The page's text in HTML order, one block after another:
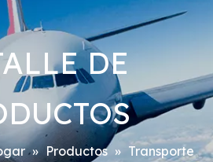
DE
» Productos » Transporte